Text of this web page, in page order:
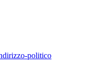
politico